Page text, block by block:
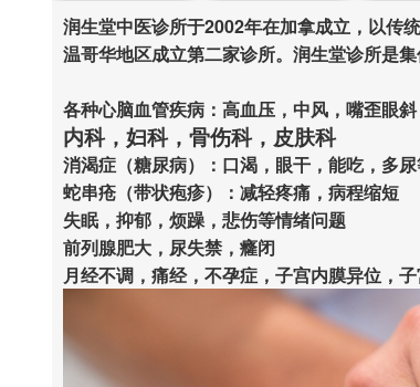
润生堂中医诊所于2002年在加拿成立，以传
温哥华地区成立第二家诊所。润生堂诊所是
各种心脑血管疾病：高血压，中风，嘴歪眼
内科，妇科，骨伤科，皮肤科
消渴症（糖尿病）：口渴，眼干，能吃，多
蛇串疮（带状疱疹）：减轻疼痛，病程缩短
失眠，抑郁，烦躁，悲伤等情绪问题
前列腺肥大，尿失禁，癃闭
月经不调，痛经， 不孕症，子宫内膜异位，